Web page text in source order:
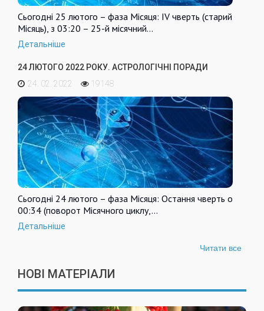
Сьогодні 25 лютого – фаза Місяця: IV чверть (старий
Місяць), з 03:20 – 25-й місячний…
Детальніше
24 ЛЮТОГО 2022 РОКУ. АСТРОЛОГІЧНІ ПОРАДИ
24. 02. 2022
19148
Сьогодні 24 лютого – фаза Місяця: Остання чверть о
00:34 (поворот Місячного циклу,…
Детальніше
Читати все
НОВІ МАТЕРІАЛИ